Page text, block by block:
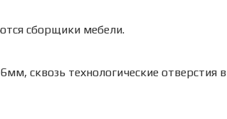
сборщики мебели.
сквозь технологические отверстия в